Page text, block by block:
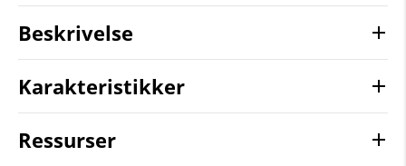
Beskrivelse
Karakteristikker
Ressurser